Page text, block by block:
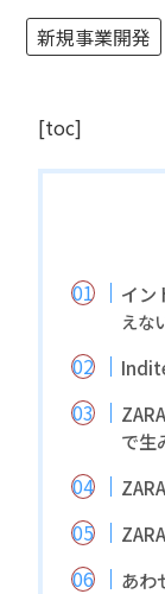
新規事業開発
[toc]
イン
えな
で生
あわ